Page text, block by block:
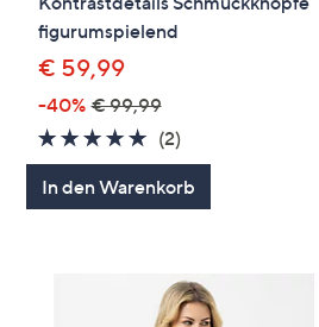
figurumspielend
€ 59,99
-40% € 99,99
5.0
von
5
(2)2
Bewertungen
In den Warenkorb